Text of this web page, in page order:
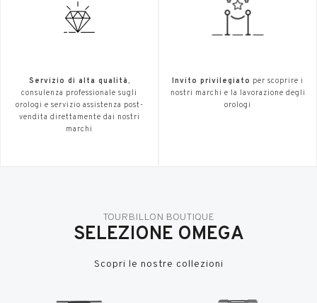
Servizio di alta qualità,
consulenza professionale sugli
orologi e servizio assistenza post-
vendita direttamente dai nostri
marchi
Invito privilegiato per scoprire i
nostri marchi e la lavorazione degli
orologi
TOURBILLON BOUTIQUE
SELEZIONE OMEGA
Scopri le nostre collezioni